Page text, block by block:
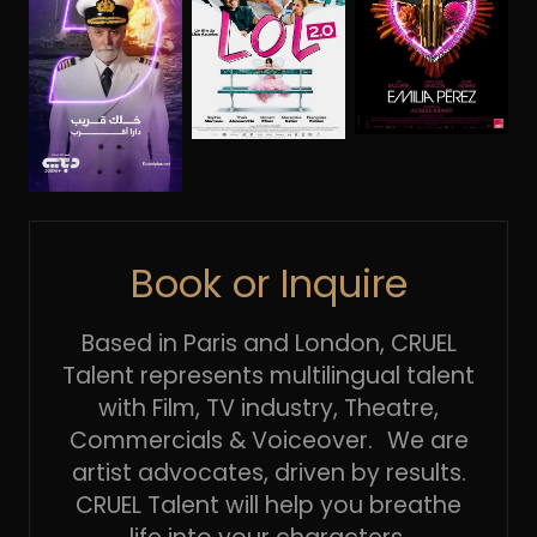
Book or Inquire
Based in Paris and London, CRUEL
Talent represents multilingual talent
with Film, TV industry, Theatre,
Commercials & Voiceover. We are
artist advocates, driven by results.
CRUEL Talent will help you breathe